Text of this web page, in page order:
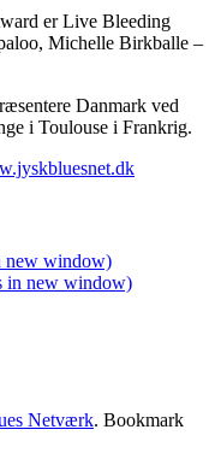
er Live Bleeding
Michelle Birkballe –
Danmark ved
i Toulouse i Frankrig.
new window)
in new window)
Netværk. Bookmark